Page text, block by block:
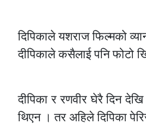
दिपिकाले यशराज फिल्मको
दीपिकाले कसैलाई पनि फोटो
दीपिका र रणवीर घेरै दिन
थिएन । तर अहिले दिपिका